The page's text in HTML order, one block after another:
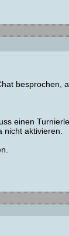
besprochen,
einen
aktivieren.